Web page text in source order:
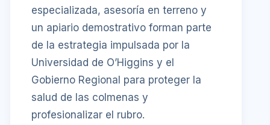
especializada, asesoría en terreno y
un apiario demostrativo forman parte
de la estrategia impulsada por la
Universidad de O’Higgins y el
Gobierno Regional para proteger la
salud de las colmenas y
profesionalizar el rubro.